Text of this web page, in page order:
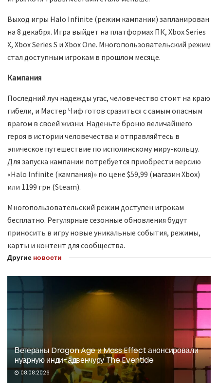
Выход игры Halo Infinite (режим кампании) запланирован
на 8 декабря. Игра выйдет на платформах ПК, Xbox Series
X, Xbox Series S и Xbox One. Многопользовательский режим
стал доступным игрокам в прошлом месяце.
Кампания
Последний луч надежды угас, человечество стоит на краю
гибели, и Мастер Чиф готов сразиться с самым опасным
врагом в своей жизни. Наденьте броню величайшего
героя в истории человечества и отправляйтесь в
эпическое путешествие по исполинскому миру-кольцу.
Для запуска кампании потребуется приобрести версию
«Halo Infinite (кампания)» по цене $59,99 (магазин Xbox)
или 1199 грн (Steam).
Многопользовательский режим доступен игрокам
бесплатно. Регулярные сезонные обновления будут
приносить в игру новые уникальные события, режимы,
карты и контент для сообщества.
Другие новости
Ветераны Dragon Age и Mass Effect анонсировали
нуарную инди-адвенчуру The Eventide
08.08.2026